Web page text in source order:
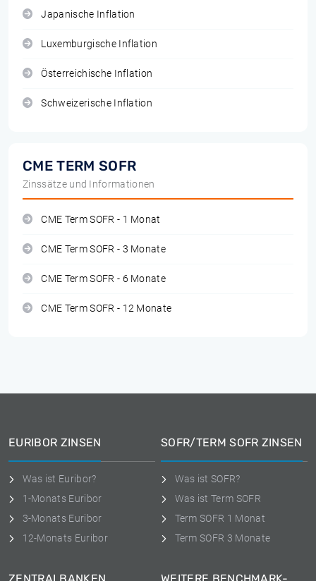
Japanische Inflation
Luxemburgische Inflation
Österreichische Inflation
Schweizerische Inflation
CME TERM SOFR
Zinssätze und Informationen
CME Term SOFR - 1 Monat
CME Term SOFR - 3 Monate
CME Term SOFR - 6 Monate
CME Term SOFR - 12 Monate
EURIBOR ZINSEN
Was ist Euribor?
1-Monats Euribor
3-Monats Euribor
12-Monats Euribor
SOFR/TERM SOFR ZINSEN
Was ist SOFR?
Was ist Term SOFR
Term SOFR 1 Monat
Term SOFR 3 Monate